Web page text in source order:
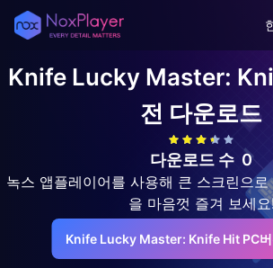
Knife Lucky Master:
전 다운로드
다운로드 수 0
녹스 앱플레이어를 사용해 큰 스크린으
을 마음껏 즐겨 보세
Knife Lucky Master: Knife Hit PC버